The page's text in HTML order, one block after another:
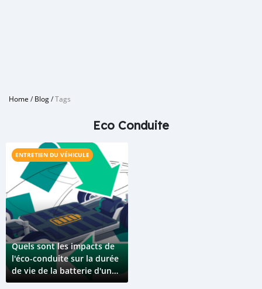
Home /Blog/Tags
Eco Conduite
ENTRETIEN DU VÉHICULE
Quels sont les impacts de
l'éco-conduite sur la durée
de vie de la batterie d'une
voiture électrique ?